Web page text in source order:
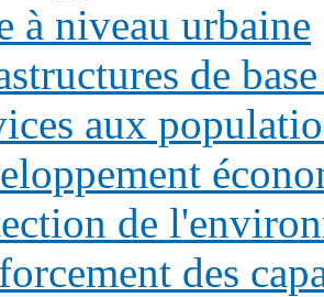
à niveau urbaine
de
aux
de
des